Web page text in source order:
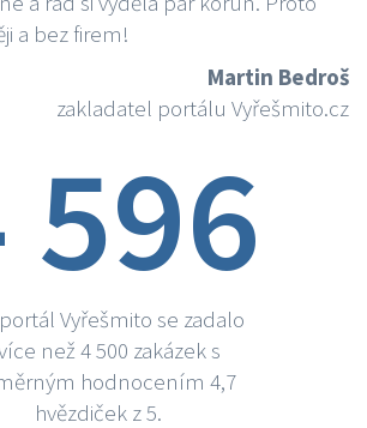
a bez firem!
Martin Bedroš
zakladatel portálu Vyřešmito.cz
596
Vyřešmito se zadalo
než 4 500 zakázek s
hodnocením 4,7
hvězdiček z 5.